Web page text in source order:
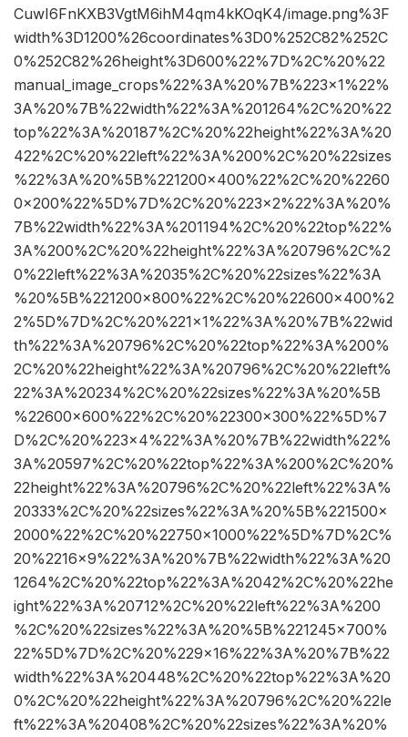
CuwI6FnKXB3VgtM6ihM4qm4kKOqK4/image.png%3F
width%3D1200%26coordinates%3D0%252C82%252C
0%252C82%26height%3D600%22%7D%2C%20%22
manual_image_crops%22%3A%20%7B%223×1%22%
3A%20%7B%22width%22%3A%201264%2C%20%22
top%22%3A%20187%2C%20%22height%22%3A%20
422%2C%20%22left%22%3A%200%2C%20%22sizes
%22%3A%20%5B%221200×400%22%2C%20%2260
0×200%22%5D%7D%2C%20%223×2%22%3A%20%
7B%22width%22%3A%201194%2C%20%22top%22%
3A%200%2C%20%22height%22%3A%20796%2C%2
0%22left%22%3A%2035%2C%20%22sizes%22%3A
%20%5B%221200×800%22%2C%20%22600×400%2
2%5D%7D%2C%20%221×1%22%3A%20%7B%22wid
th%22%3A%20796%2C%20%22top%22%3A%200%
2C%20%22height%22%3A%20796%2C%20%22left%
22%3A%20234%2C%20%22sizes%22%3A%20%5B
%22600×600%22%2C%20%22300×300%22%5D%7
D%2C%20%223×4%22%3A%20%7B%22width%22%
3A%20597%2C%20%22top%22%3A%200%2C%20%
22height%22%3A%20796%2C%20%22left%22%3A%
20333%2C%20%22sizes%22%3A%20%5B%221500×
2000%22%2C%20%22750×1000%22%5D%7D%2C%
20%2216×9%22%3A%20%7B%22width%22%3A%20
1264%2C%20%22top%22%3A%2042%2C%20%22he
ight%22%3A%20712%2C%20%22left%22%3A%200
%2C%20%22sizes%22%3A%20%5B%221245×700%
22%5D%7D%2C%20%229×16%22%3A%20%7B%22
width%22%3A%20448%2C%20%22top%22%3A%20
0%2C%20%22height%22%3A%20796%2C%20%22le
ft%22%3A%20408%2C%20%22sizes%22%3A%20%